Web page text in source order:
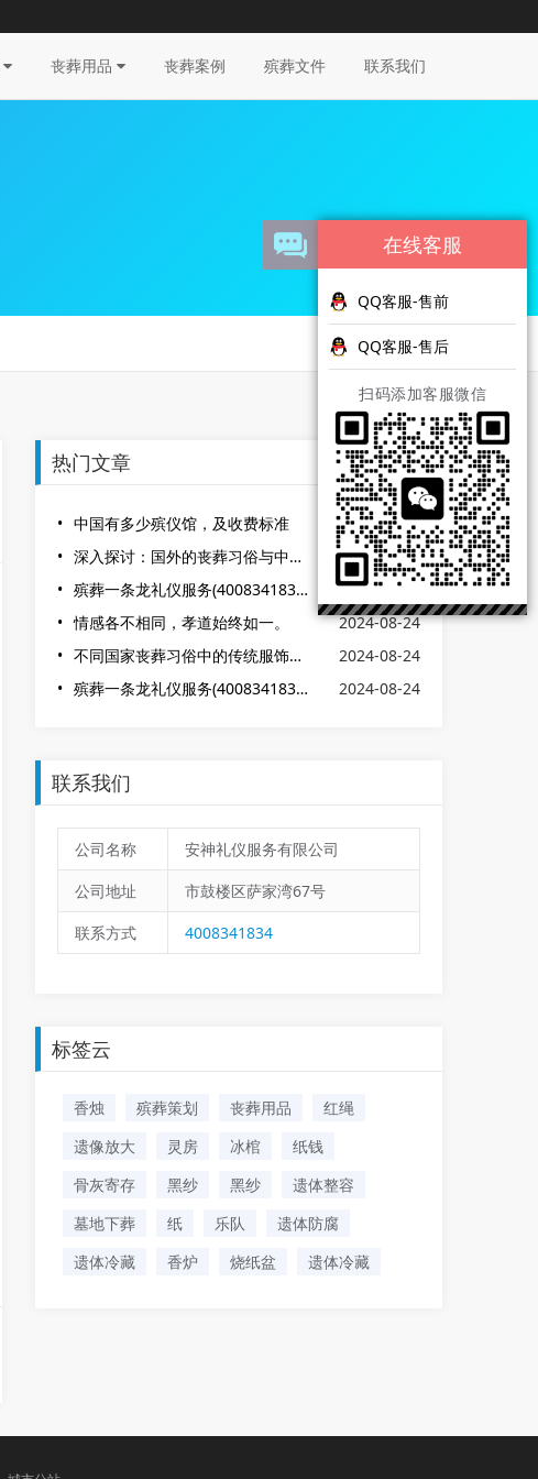
丧葬用品 丧葬案例 殡葬文件 联系我们
热门文章
中国有多少殡仪馆，及收费标准
2024-08-24
深入探讨：国外的丧葬习俗与中国有何不同？
2024-08-24
殡葬一条龙礼仪服务(4008341834)www.szytL.com，提供殡葬一条龙
2024-08-24
情感各不相同，孝道始终如一。
2024-08-24
不同国家丧葬习俗中的传统服饰特点
2024-08-24
殡葬一条龙礼仪服务(4008341834)www.szytL.com
2024-08-24
联系我们
公司名称
安神礼仪服务有限公司
公司地址
市鼓楼区萨家湾67号
联系方式
4008341834
标签云
香烛 殡葬策划 丧葬用品
红绳
遗像放大
灵房 冰棺
纸钱
骨灰寄存
黑纱 黑纱
遗体整容
墓地下葬
纸 乐队
遗体防腐
遗体冷藏
香炉 烧纸盆 遗体冷藏
在线客服
QQ客服-售前
QQ客服-售后
扫码添加客服微信